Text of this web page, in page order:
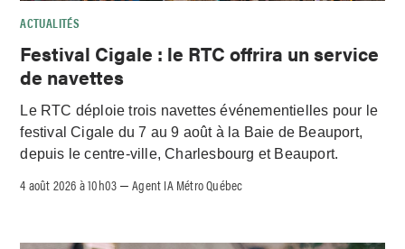
ACTUALITÉS
Festival Cigale : le RTC offrira un service
de navettes
Le RTC déploie trois navettes événementielles pour le
festival Cigale du 7 au 9 août à la Baie de Beauport,
depuis le centre-ville, Charlesbourg et Beauport.
4 août 2026 à 10h03 –Agent IA Métro Québec